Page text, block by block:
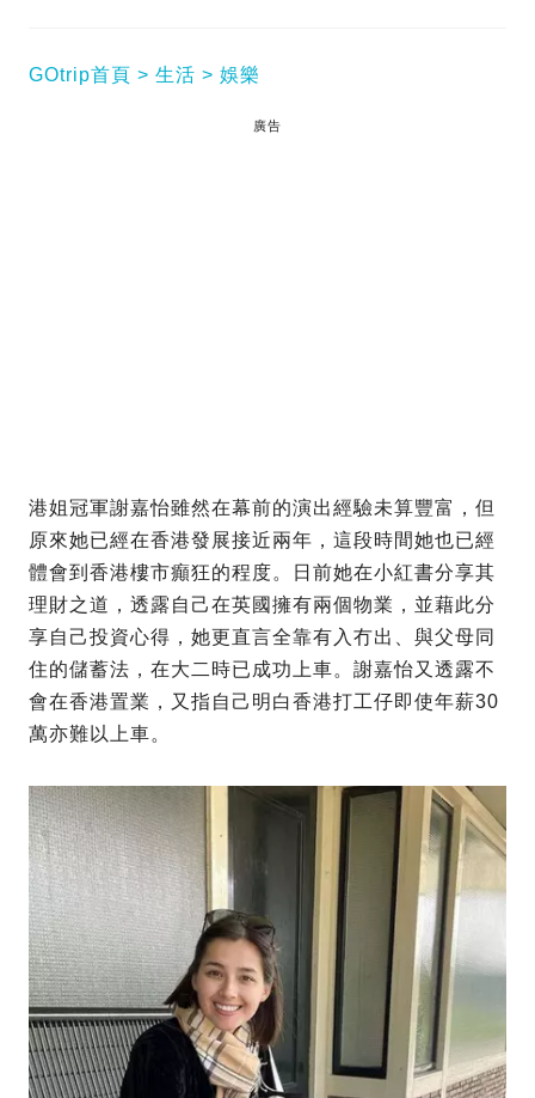
GOtrip首頁 生活 娛樂
廣告
港姐冠軍謝嘉怡雖然在幕前的演出經驗未算豐富，但
原來她已經在香港發展接近兩年，這段時間她也已經
體會到香港樓市癲狂的程度。日前她在小紅書分享其
理財之道，透露自己在英國擁有兩個物業，並藉此分
享自己投資心得，她更直言全靠有入冇出、與父母同
住的儲蓄法，在大二時已成功上車。謝嘉怡又透露不
會在香港置業，又指自己明白香港打工仔即使年薪30
萬亦難以上車。